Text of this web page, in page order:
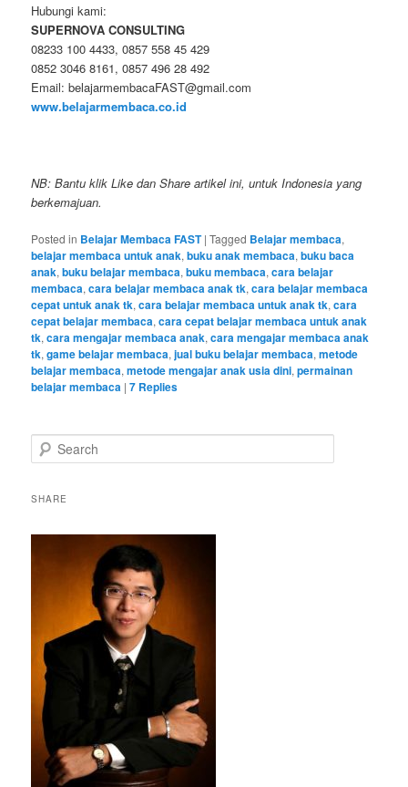
Hubungi kami:
SUPERNOVA CONSULTING
08233 100 4433, 0857 558 45 429
0852 3046 8161, 0857 496 28 492
Email: belajarmembacaFAST@gmail.com
www.belajarmembaca.co.id
NB: Bantu klik Like dan Share artikel ini, untuk Indonesia yang
berkemajuan.
Posted in Belajar Membaca FAST |Tagged Belajar membaca,
belajar membaca untuk anak,buku anak membaca,buku baca
anak,buku belajar membaca,buku membaca,cara belajar
membaca,cara belajar membaca anak tk,cara belajar membaca
cepat untuk anak tk,cara belajar membaca untuk anak tk,cara
cepat belajar membaca,cara cepat belajar membaca untuk anak
tk,cara mengajar membaca anak,cara mengajar membaca anak
tk,game belajar membaca,jual buku belajar membaca,metode
belajar membaca,metode mengajar anak usia dini,permainan
belajar membaca |7 Replies
e
rSHARE